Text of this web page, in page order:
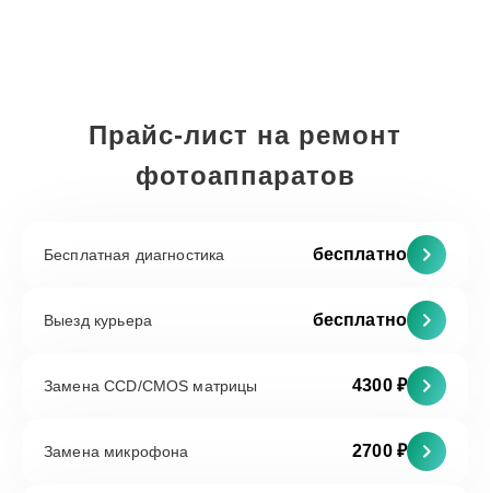
Прайс-лист на ремонт
фотоаппаратов
Бесплатная диагностика бесплатно
Выезд курьера бесплатно
Замена CCD/CMOS матрицы 4300 ₽
Замена микрофона 2700 ₽